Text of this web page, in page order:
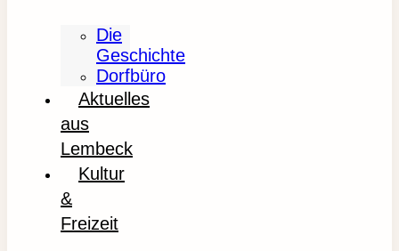
Die
Geschichte
Dorfbüro
Aktuelles
aus
Lembeck
Kultur
&
Freizeit